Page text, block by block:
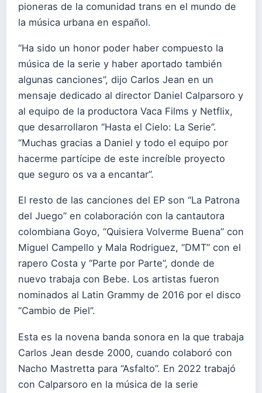
pioneras de la comunidad trans en el mundo de
la música urbana en español.
“Ha sido un honor poder haber compuesto la
música de la serie y haber aportado también
algunas canciones”, dijo Carlos Jean en un
mensaje dedicado al director Daniel Calparsoro y
al equipo de la productora Vaca Films y Netflix,
que desarrollaron “Hasta el Cielo: La Serie”.
“Muchas gracias a Daniel y todo el equipo por
hacerme partícipe de este increíble proyecto
que seguro os va a encantar”.
El resto de las canciones del EP son “La Patrona
del Juego” en colaboración con la cantautora
colombiana Goyo, “Quisiera Volverme Buena” con
Miguel Campello y Mala Rodriguez, “DMT” con el
rapero Costa y “Parte por Parte”, donde de
nuevo trabaja con Bebe. Los artistas fueron
nominados al Latin Grammy de 2016 por el disco
“Cambio de Piel”.
Esta es la novena banda sonora en la que trabaja
Carlos Jean desde 2000, cuando colaboró con
Nacho Mastretta para “Asfalto”. En 2022 trabajó
con Calparsoro en la música de la serie